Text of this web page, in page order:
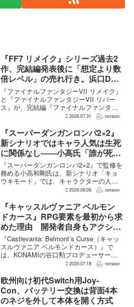
『FF7 リメイク』シリーズ過去2
作、完結編発表後に「想定より数
倍レベル」の売れ行き。浜口Dが
明かす
『ファイナルファンタジーVII リメイク』
と『ファイナルファンタジーVII リバー
ス』が、完結編『ファイナルファンタジ
ーVII リベレーション』の発表後、「我々
ると、シリーズディレクターの浜口直樹
氏がAU...
2026.07.31 remoon
『スーパーダンガンロンパ2×2』
新シナリオではキャラ人気は生死
に関係なし――小高氏「誰が死ん
でもヘイトメールは送らないで」
『スーパーダンガンロンパ2×2』で監修を
務める小高和剛氏は、新シナリオ「キョ
ウキモード」では、キャラクターの人気
にかかわらず退場させるとRPG Siteのイ
作と変わることで、これまで見られなか
った一面がよ...
2026.08.06 remoon
『キャッスルヴァニア ベルモン
ドカース』RPG要素を最初から求
めた理由 開発者自身もアクショ
ンのつらさを実感
『Castlevania: Belmont’s Curse（キャッ
スルヴァニア ベルモンドカース）』で
は、KONAMIの谷口勲プロデューサー
が、レベルアップを含むRPG的システム
何度も挑戦すれば先へ進める...
2026.07.18 remoon
欧州向け初代Switch用Joy-
Con、バッテリー交換は背面4本
のネジを外して本体を開く方式